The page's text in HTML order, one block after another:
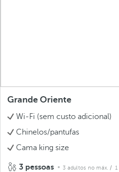
Grande Oriente
Wi-Fi (sem custo adicional)
Chinelos/pantufas
Cama king size
3 pessoas 3 adultos no máx. / 1